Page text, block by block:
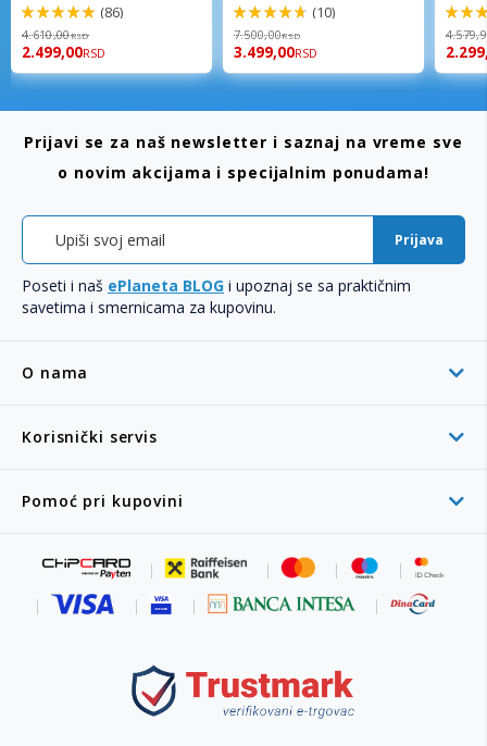
98%
(86)
4.610,00RSD
2.499,00RSD
94%
(10)
7.500,00RSD
3.499,00RSD
96%
O nama
Korisnički servis
Pomoć pri kupovini
Prijavi se za naš newsletter i saznaj na vreme sve
o novim akcijama i specijalnim ponudama!
Prijava
Poseti i naš ePlaneta BLOG i upoznaj se sa praktičnim
savetima i smernicama za kupovinu.